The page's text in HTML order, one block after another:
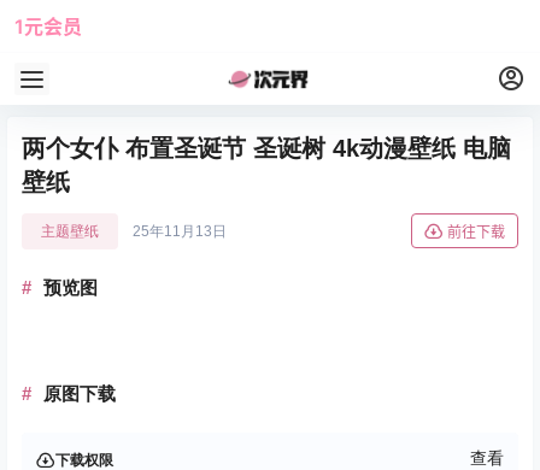
1元会员
两个女仆 布置圣诞节 圣诞树 4k动漫壁纸 电脑
壁纸
主题壁纸 25年11月13日 前往下载
预览图
原图下载
下载权限 查看